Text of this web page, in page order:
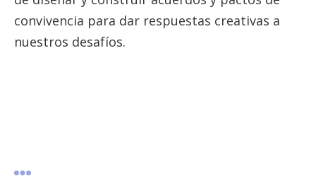
convivencia para dar respuestas creativas a
nuestros desafíos.